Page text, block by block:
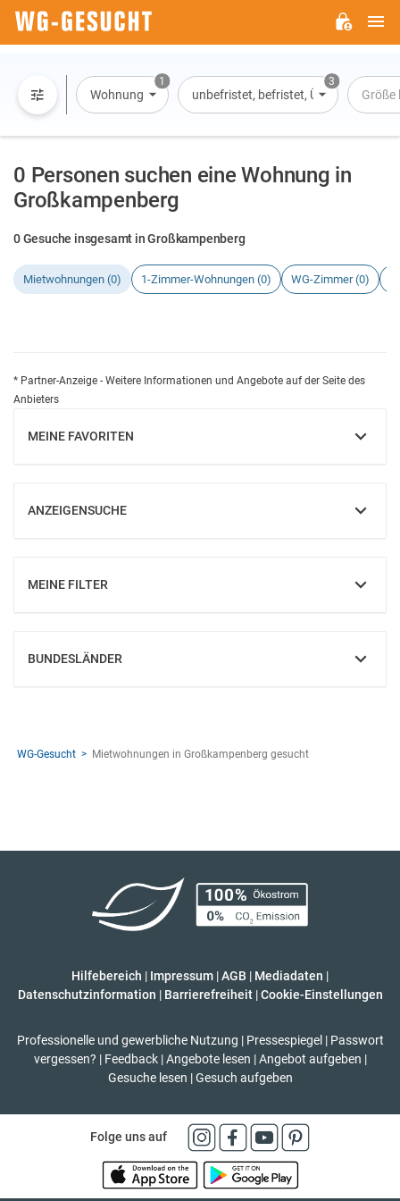
1
Wohnung
3
unbefristet, befristet, Übernachtung
Größe
0 Personen suchen eine Wohnung in
Großkampenberg
0 Gesuche insgesamt in Großkampenberg
Mietwohnungen (0) 1-Zimmer-Wohnungen (0) WG-Zimmer (0)
* Partner-Anzeige - Weitere Informationen und Angebote auf der Seite des
Anbieters
MEINE FAVORITEN
EINBLENDEN
ANZEIGENSUCHE
EINBLENDEN
MEINE FILTER
EINBLENDEN
BUNDESLÄNDER
EINBLENDEN
WG-Gesucht Mietwohnungen in Großkampenberg gesucht
Hilfebereich | Impressum |AGB | Mediadaten |
Datenschutzinformation | Barrierefreiheit | Cookie-Einstellungen
Professionelle und gewerbliche Nutzung | Pressespiegel | Passwort
vergessen? | Feedback | Angebote lesen | Angebot aufgeben |
Gesuche lesen | Gesuch aufgeben
Folge uns auf